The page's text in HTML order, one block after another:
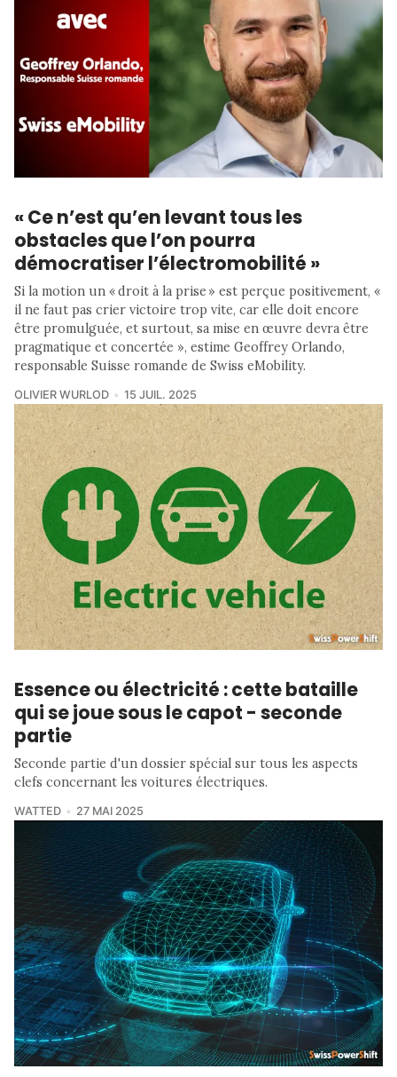
« Ce n’est qu’en levant tous les
obstacles que l’on pourra
démocratiser l’électromobilité »
Si la motion un « droit à la prise » est perçue positivement, «
il ne faut pas crier victoire trop vite, car elle doit encore
être promulguée, et surtout, sa mise en œuvre devra être
pragmatique et concertée », estime Geoffrey Orlando,
responsable Suisse romande de Swiss eMobility.
OLIVIER WURLOD 15 JUIL. 2025
Essence ou électricité : cette bataille
qui se joue sous le capot - seconde
partie
Seconde partie d'un dossier spécial sur tous les aspects
clefs concernant les voitures électriques.
WATTED 27 MAI 2025